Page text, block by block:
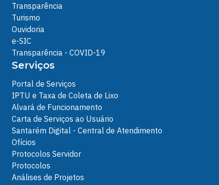
Transparência
Turismo
Ouvidoria
e-SIC
Transparência - COVID-19
Serviços
Portal de Serviços
IPTU e Taxa de Coleta de Lixo
Alvará de Funcionamento
Carta de Serviços ao Usuário
Santarém Digital - Central de Atendimento
Ofícios
Protocolos Servidor
Protocolos
Análises de Projetos